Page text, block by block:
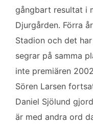
gångbart resultat i
Djurgården. Förra
Stadion och det
segrar på samma
inte premiären
Sören Larsen
Daniel Sjölund
är med andra ord